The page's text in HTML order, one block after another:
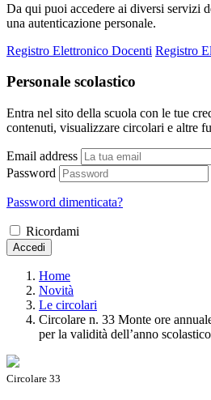
Da qui puoi accedere ai diversi servizi
una autenticazione personale.
Registro Elettronico Docenti Registro
Personale scolastico
Entra nel sito della scuola con le tue
contenuti, visualizzare circolari e altre
Email address
Password
Password dimenticata?
Ricordami
Accedi
Home
Novità
Le circolari
Circolare n. 33 Monte ore
per la validità dell’anno scolastico
Circolare 33